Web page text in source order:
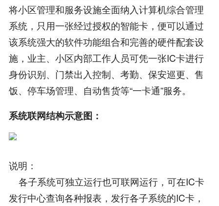
将小区管理和服务设施全面纳入计算机综合管理
系统，只用一张经过授权的智能卡，便可以通过
该系统强大的软件功能组合和完善的硬件配套设
施，业主、小区内部工作人员可凭一张IC卡进行
身份识别、门禁出入控制、考勤、保安巡更、售
饭、停车场管理、自动售货等“一卡通”服务。
系统联网结构示意图：
说明：
各子系统可独立运行也可联网运行，可在IC卡
发行中心查询各种报表，发行各子系统的IC卡，